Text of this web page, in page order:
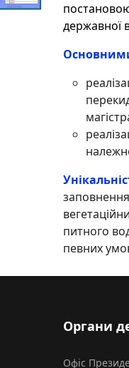
державної
питного
певних
Органи
Офіс